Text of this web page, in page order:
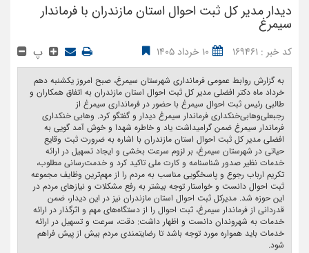
دیدار مدیر کل ثبت احوال استان مازندران با فرماندار
سیمرغ
کد خبر : 169461 10 خرداد 1405 پ
به گزارش روابط عمومی فرمانداری شهرستان سیمرغ، صبح امروز یکشنبه دهم
خرداد ماه دکتر افضلی مدیر کل ثبت احوال استان مازندران به اتفاق همکاران و
طالبی رئیس ثبت احوال سیمرغ با حضور در فرمانداری سیمرغ از
رجبعلی‌وهابی‌خنکداری فرماندار سیمرغ دیدار و گفتگو کرد. وهابی خنکداری
فرماندار سیمرغ ضمن گرامیداشت یاد و خاطره شهدا و خوش آمد گویی به
افضلی مدیر کل ثبت احوال استان مازندران با اشاره به ضرورت ثبت وقایع
حیاتی در شهرستان سیمرغ، بر لزوم سرعت بخشی و ایجاد تسهیل در ارائه
خدمات نظیر صدور شناسنامه و کارت ملی تاکید کرد و خدمت‌رسانی مطلوب،
تکریم ارباب رجوع و پاسخگویی مناسب به مردم را از مهم‌ترین وظایف مجموعه
ثبت احوال دانست و خواستار توجه بیشتر به رفع مشکلات و نیازهای مردم در
این حوزه شد. مدیرکل ثبت احوال استان مازندران نیز در این دیدار، ضمن
قدردانی از فرماندار سیمرغ، ثبت احوال را از دستگاه‌های مهم و اثرگذار در ارائه
خدمات به شهروندان دانست و اظهار داشت: دقت، سرعت و تسهیل در ارائه
خدمات باید همواره مورد توجه باشد تا رضایتمندی مردم بیش از پیش فراهم
شود. ‎